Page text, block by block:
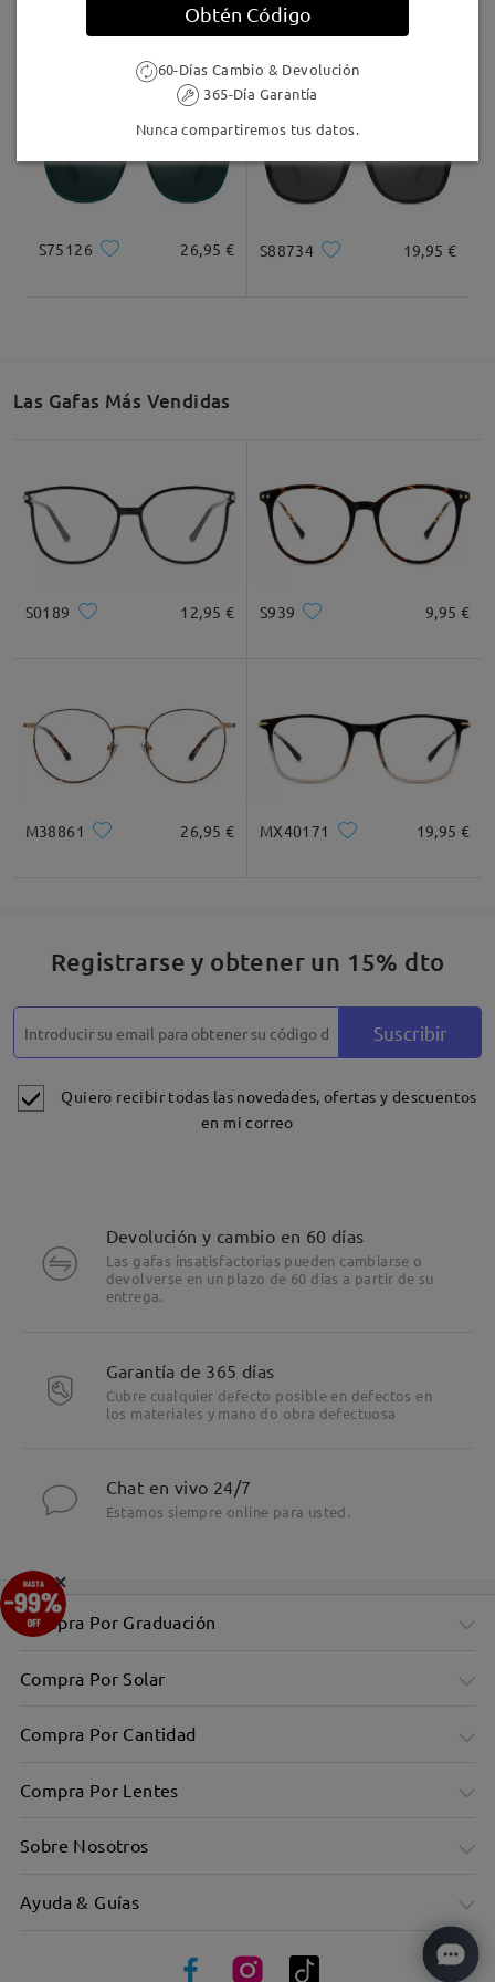
S52617 19,95 € S23850 16,95 €
S75126 26,95 € S88734 19,95 €
Las Gafas Más Vendidas
S0189 12,95 € S939 9,95 €
M38861 26,95 € MX40171 19,95 €
Registrarse y obtener un 15% dto
Suscribir
Quiero recibir todas las novedades, ofertas y descuentos
en mi correo
Devolución y cambio en 60 días
Las gafas insatisfactorias pueden cambiarse o
devolverse en un plazo de 60 días a partir de su
entrega.
Garantía de 365 días
Cubre cualquier defecto posible en defectos en
los materiales y mano do obra defectuosa
Chat en vivo 24/7
Estamos siempre online para usted.
Compra Por Graduación
Compra Por Solar
Compra Por Cantidad
Compra Por Lentes
Sobre Nosotros
Ayuda & Guías
×
Obtén Código
60-Días Cambio & Devolución
365-Día Garantía
Nunca compartiremos tus datos.